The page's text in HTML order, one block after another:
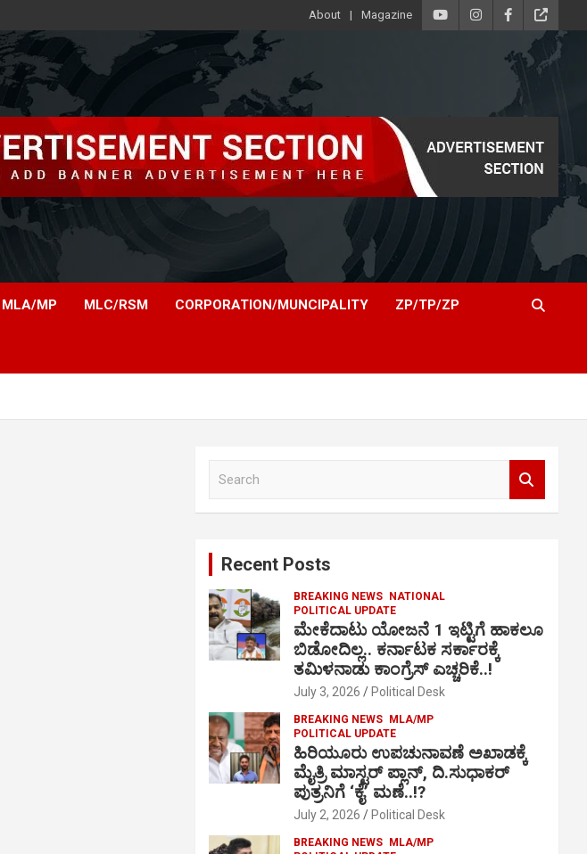
About Magazine
MLA/MP MLC/RSM CORPORATION/MUNCIPALITY ZP/TP/ZP
Recent Posts
BREAKING NEWS
NATIONAL
POLITICAL UPDATE
ಮೇಕೆದಾಟು ಯೋಜನೆ 1 ಇಟ್ಟಿಗೆ ಹಾಕಲೂ
ಬಿಡೋದಿಲ್ಲ.. ಕರ್ನಾಟಕ ಸರ್ಕಾರಕ್ಕೆ
ತಮಿಳನಾಡು ಕಾಂಗ್ರೆಸ್ ಎಚ್ಚರಿಕೆ..!
July 3, 2026 Political Desk
BREAKING NEWS
MLA/MP
POLITICAL UPDATE
ಹಿರಿಯೂರು ಉಪಚುನಾವಣೆ ಅಖಾಡಕ್ಕೆ
ಮೈತ್ರಿ ಮಾಸ್ಟರ್ ಪ್ಲಾನ್, ದಿ.ಸುಧಾಕರ್
ಪುತ್ರನಿಗೆ ‘ಕೈ’ ಮಣೆ..!?
July 2, 2026 Political Desk
BREAKING NEWS
MLA/MP